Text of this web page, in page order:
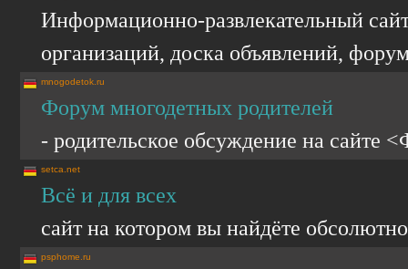
Информационно-развлекательный
организаций, доска объявлений,
mnogodetok.ru
Форум многодетных родителей
- родительское обсуждение на сайте
setca.net
Всё и для всех
сайт на котором вы найдёте
psphome.ru